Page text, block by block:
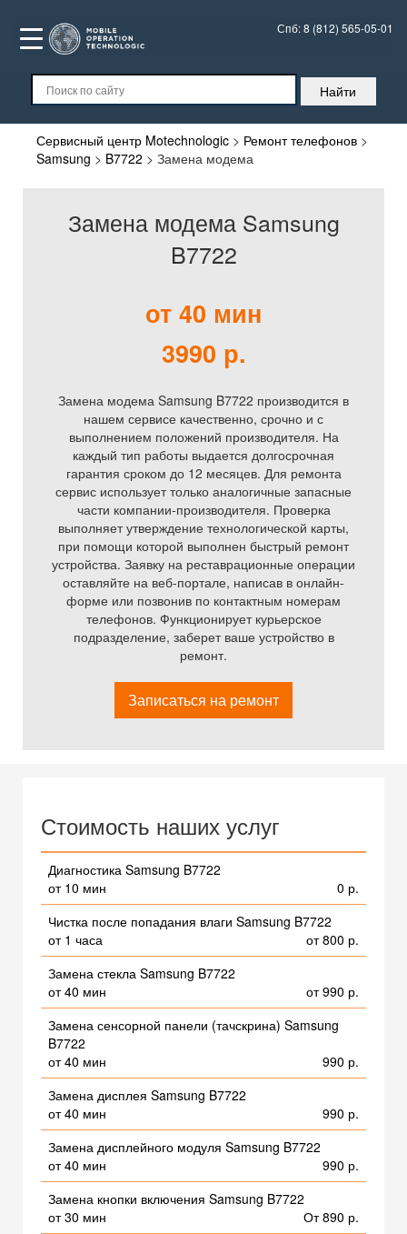
Спб:8 (812) 565-05-01
Сервисный центр Motechnologic > Ремонт телефонов >
Samsung > B7722 > Замена модема
Замена модема Samsung
B7722
от 40 мин
3990 р.
Замена модема Samsung B7722 производится в
нашем сервисе качественно, срочно и с
выполнением положений производителя. На
каждый тип работы выдается долгосрочная
гарантия сроком до 12 месяцев. Для ремонта
сервис использует только аналогичные запасные
части компании-производителя. Проверка
выполняет утверждение технологической карты,
при помощи которой выполнен быстрый ремонт
устройства. Заявку на реставрационные операции
оставляйте на веб-портале, написав в онлайн-
форме или позвонив по контактным номерам
телефонов. Функционирует курьерское
подразделение, заберет ваше устройство в
ремонт.
Записаться на ремонт
Стоимость наших услуг
Диагностика Samsung B7722
от 10 мин
0 р.
Чистка после попадания влаги Samsung B7722
от 1 часа
от 800 р.
Замена стекла Samsung B7722
от 40 мин
от 990 р.
Замена сенсорной панели (тачскрина) Samsung
B7722
от 40 мин
990 р.
Замена дисплея Samsung B7722
от 40 мин
990 р.
Замена дисплейного модуля Samsung B7722
от 40 мин
990 р.
Замена кнопки включения Samsung B7722
от 30 мин
От 890 р.